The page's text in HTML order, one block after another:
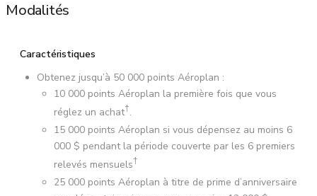
Modalités
Caractéristiques
Obtenez jusqu’à 50 000 points Aéroplan :
10 000 points Aéroplan la première fois que vous
réglez un achat†.
15 000 points Aéroplan si vous dépensez au moins 6
000 $ pendant la période couverte par les 6 premiers
relevés mensuels†
25 000 points Aéroplan à titre de prime d’anniversaire